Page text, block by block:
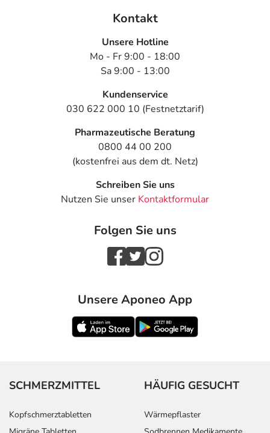
Kontakt
Unsere Hotline
Mo - Fr 9:00 - 18:00
Sa 9:00 - 13:00
Kundenservice
030 622 000 10 (Festnetztarif)
Pharmazeutische Beratung
0800 44 00 200
(kostenfrei aus dem dt. Netz)
Schreiben Sie uns
Nutzen Sie unser Kontaktformular
Folgen Sie uns
Unsere Aponeo App
SCHMERZMITTEL
Kopfschmerztabletten
HÄUFIG GESUCHT
Wärmepflaster